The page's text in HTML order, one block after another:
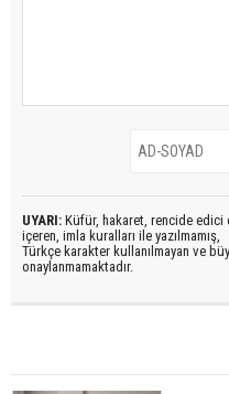
UYARI: Küfür, hakaret, rencide edici
içeren, imla kuralları ile yazılmamış,
Türkçe karakter kullanılmayan ve
onaylanmamaktadır.